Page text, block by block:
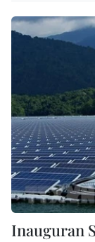
Inauguran